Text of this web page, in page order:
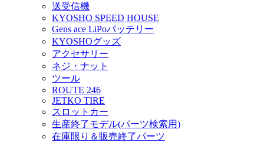
送受信機
KYOSHO SPEED HOUSE
Gens ace LiPoバッテリー
KYOSHOグッズ
アクセサリー
ネジ・ナット
ツール
ROUTE 246
JETKO TIRE
スロットカー
生産終了モデル(パーツ検索用)
在庫限り＆販売終了パーツ